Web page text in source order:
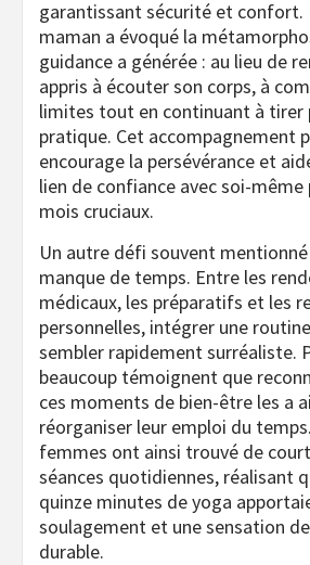
garantissant sécurité et confort.
maman a évoqué la
guidance a générée : au lieu de
appris à écouter son corps, à
limites tout en continuant à tirer
pratique. Cet accompagnement
encourage la persévérance et
lien de confiance avec soi-même
mois cruciaux.
Un autre défi souvent
manque de temps. Entre les
médicaux, les préparatifs et les
personnelles, intégrer une
sembler rapidement surréaliste.
beaucoup témoignent que
ces moments de bien-être les a
réorganiser leur emploi du
femmes ont ainsi trouvé de
séances quotidiennes, réalisant
quinze minutes de yoga
soulagement et une sensation
durable.